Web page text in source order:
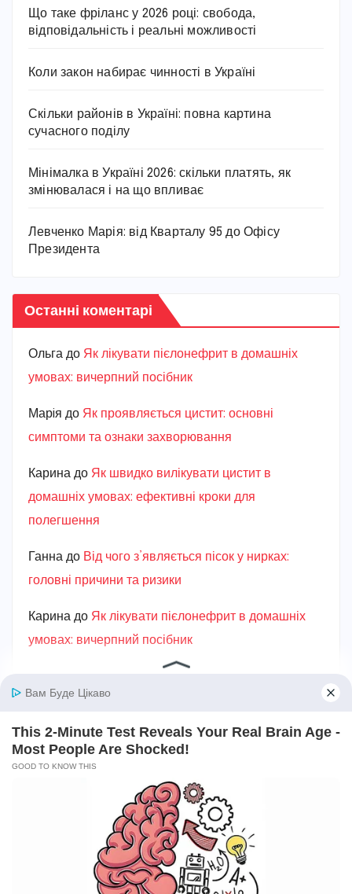
Що таке фріланс у 2026 році: свобода,
відповідальність і реальні можливості
Коли закон набирає чинності в Україні
Скільки районів в Україні: повна картина
сучасного поділу
Мінімалка в Україні 2026: скільки платять, як
змінювалася і на що впливає
Левченко Марія: від Кварталу 95 до Офісу
Президента
Останні коментарі
Ольга до Як лікувати пієлонефрит в домашніх
умовах: вичерпний посібник
Марiя до Як проявляється цистит: основні
симптоми та ознаки захворювання
Карина до Як швидко вилікувати цистит в
домашніх умовах: ефективні кроки для
полегшення
Ганна до Від чого з’являється пісок у нирках:
головні причини та ризики
Карина до Як лікувати пієлонефрит в домашніх
умовах: вичерпний посібник
Алкоголь
Біографії та історії життя